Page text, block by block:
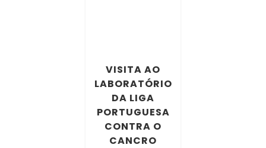
VISITA AO
LABORATÓRIO
DA LIGA
PORTUGUESA
CONTRA O
CANCRO